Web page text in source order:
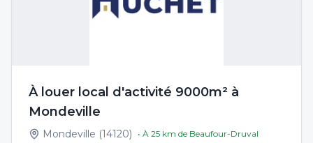
À louer local d'activité 9000m² à
Mondeville
Mondeville (14120) • À 25 km de Beaufour-Druval